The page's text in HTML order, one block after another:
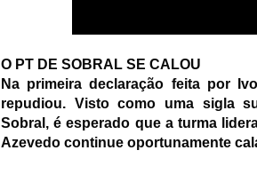
O PT DE SOBRAL SE CALOU
Na primeira declaração feita por
repudiou. Visto como uma sigla
Sobral, é esperado que a turma
Azevedo continue oportunamente